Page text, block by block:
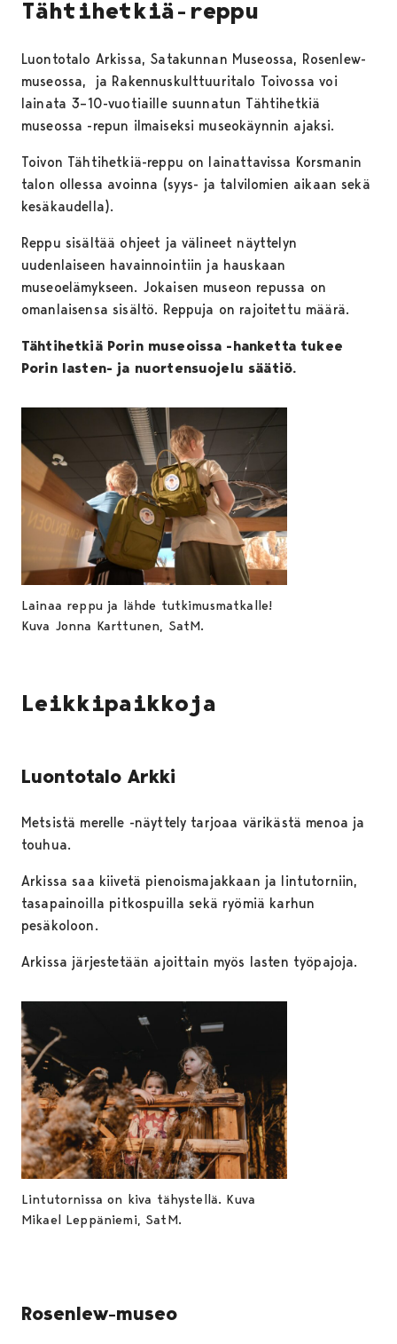
Tähtihetkiä-reppu
Luontotalo Arkissa, Satakunnan Museossa, Rosenlew-
museossa, ja Rakennuskulttuuritalo Toivossa voi
lainata 3–10-vuotiaille suunnatun Tähtihetkiä
museossa -repun ilmaiseksi museokäynnin ajaksi.
Toivon Tähtihetkiä-reppu on lainattavissa Korsmanin
talon ollessa avoinna (syys- ja talvilomien aikaan sekä
kesäkaudella).
Reppu sisältää ohjeet ja välineet näyttelyn
uudenlaiseen havainnointiin ja hauskaan
museoelämykseen. Jokaisen museon repussa on
omanlaisensa sisältö. Reppuja on rajoitettu määrä.
Tähtihetkiä Porin museoissa -hanketta tukee
Porin lasten- ja nuortensuojelu säätiö.
Lainaa reppu ja lähde tutkimusmatkalle!
Kuva Jonna Karttunen, SatM.
Leikkipaikkoja
Luontotalo Arkki
Metsistä merelle -näyttely tarjoaa värikästä menoa ja
touhua.
Arkissa saa kiivetä pienoismajakkaan ja lintutorniin,
tasapainoilla pitkospuilla sekä ryömiä karhun
pesäkoloon.
Arkissa järjestetään ajoittain myös lasten työpajoja.
Lintutornissa on kiva tähystellä. Kuva
Mikael Leppäniemi, SatM.
Rosenlew-museo